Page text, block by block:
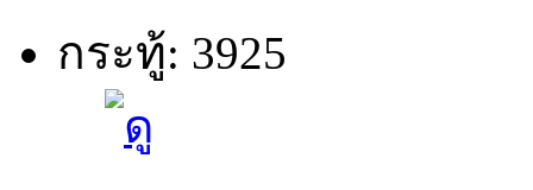
กระทู้: 3925